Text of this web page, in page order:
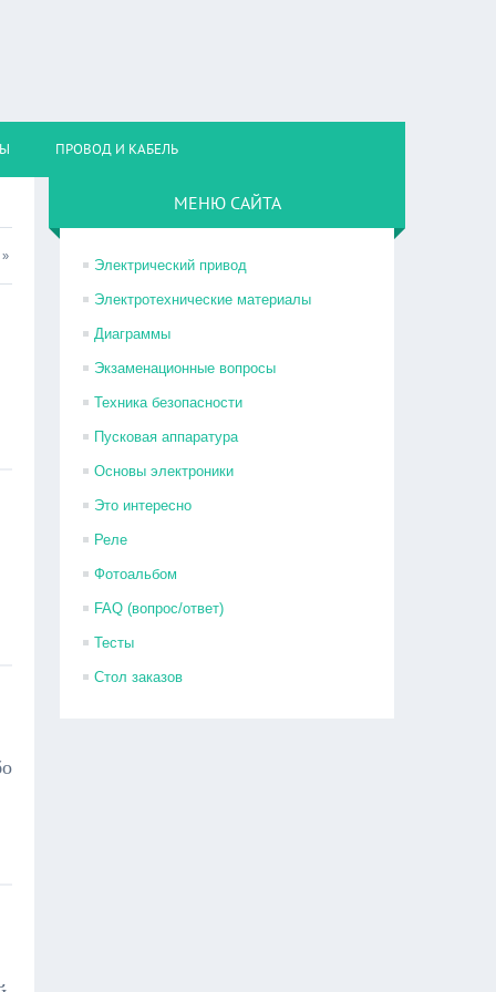
ПРОВОД И КАБЕЛЬ
»
МЕНЮ САЙТА
Электрический привод
Электротехнические материалы
Диаграммы
Экзаменационные вопросы
Техника безопасности
Пусковая аппаратура
Основы электроники
Это интересно
Реле
Фотоальбом
FAQ (вопрос/ответ)
Тесты
Стол заказов